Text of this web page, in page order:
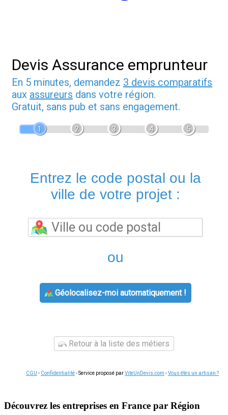
Devis Assurance emprunteur
En 5 minutes, demandez 3 devis comparatifs
aux assureurs dans votre région.
Gratuit, sans pub et sans engagement.
1 2 3 4 5
Entrez le code postal ou la
ville de votre projet :
ou
Géolocalisez-moi automatiquement !
Retour à la liste des métiers
CGU - Confidentialité- Service proposé parViteUnDevis.com -Vous êtes un artisan ?
Découvrez les entreprises en France par Région